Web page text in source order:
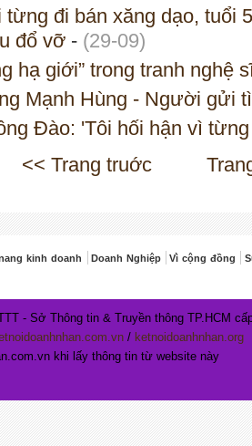
đi bán xăng dạo, tuổi
đổ vỡ - (29-09)
hạ giới” trong tranh nghệ
Mạnh Hùng - Người gửi
Đào: 'Tôi hối hận vì
<< Trang truớc
kinh doanh Doanh Nghiệp Vì cộng đồng
- Sở Thông tin & Truyền thông TP.HCM
/ ketnoidoanhnhan.org
khi lấy thông tin từ website này